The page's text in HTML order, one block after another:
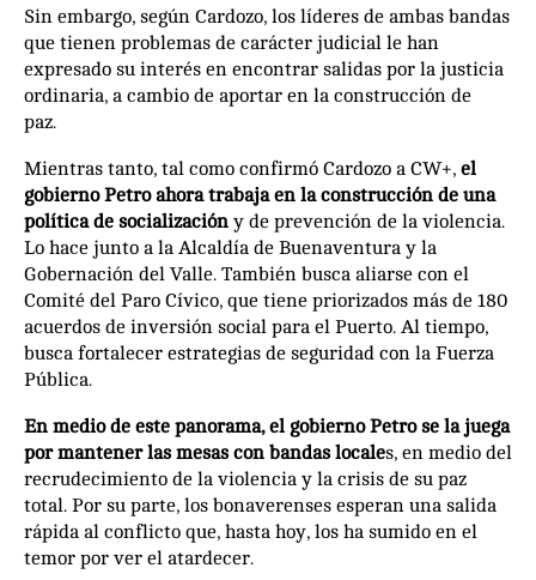
Sin embargo, según Cardozo, los líderes de ambas bandas
que tienen problemas de carácter judicial le han
expresado su interés en encontrar salidas por la justicia
ordinaria, a cambio de aportar en la construcción de
paz.
Mientras tanto, tal como confirmó Cardozo a CW+, el
gobierno Petro ahora trabaja en la construcción de una
política de socialización y de prevención de la violencia.
Lo hace junto a la Alcaldía de Buenaventura y la
Gobernación del Valle. También busca aliarse con el
Comité del Paro Cívico, que tiene priorizados más de 180
acuerdos de inversión social para el Puerto. Al tiempo,
busca fortalecer estrategias de seguridad con la Fuerza
Pública.
En medio de este panorama, el gobierno Petro se la juega
por mantener las mesas con bandas locales, en medio del
recrudecimiento de la violencia y la crisis de su paz
total. Por su parte, los bonaverenses esperan una salida
rápida al conflicto que, hasta hoy, los ha sumido en el
temor por ver el atardecer.